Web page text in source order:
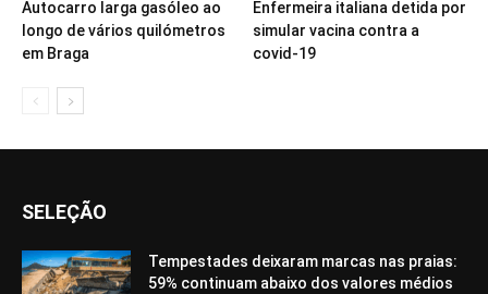
Autocarro larga gasóleo ao
longo de vários quilómetros
em Braga
Enfermeira italiana detida por
simular vacina contra a
covid-19
SELEÇÃO
Tempestades deixaram marcas nas praias:
59% continuam abaixo dos valores médios